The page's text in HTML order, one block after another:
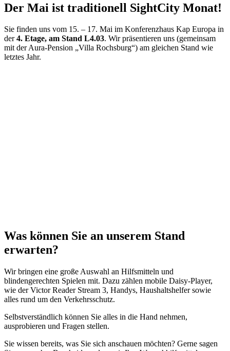
Der Mai ist traditionell SightCity Monat!
Sie finden uns vom 15. – 17. Mai im Konferenzhaus Kap Europa in
der4. Etage, am Stand L4.03. Wir präsentieren uns (gemeinsam
mit der Aura-Pension „Villa Rochsburg“) am gleichen Stand wie
letztes Jahr.
Was können Sie an unserem Stand
erwarten?
Wir bringen eine große Auswahl an Hilfsmitteln und
blindengerechten Spielen mit. Dazu zählen mobile Daisy-Player,
wie der Victor Reader Stream 3, Handys, Haushaltshelfer sowie
alles rund um den Verkehrsschutz.
Selbstverständlich können Sie alles in die Hand nehmen,
ausprobieren und Fragen stellen.
Sie wissen bereits, was Sie sich anschauen möchten? Gerne sagen